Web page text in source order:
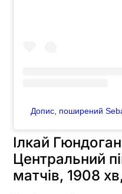
Допис, поширений
Ілкай Гюндоган
Центральний
матчів, 1908